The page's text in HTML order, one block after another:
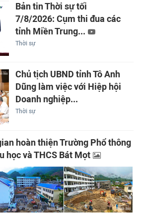
Bản tin Thời sự tối
7/8/2026: Cụm thi đua các
tỉnh Miền Trung...
Thời sự
Chủ tịch UBND tỉnh Tô Anh
Dũng làm việc với Hiệp hội
Doanh nghiệp...
Thời sự
hoàn thiện Trường Phổ thông
học và THCS Bát Mọt